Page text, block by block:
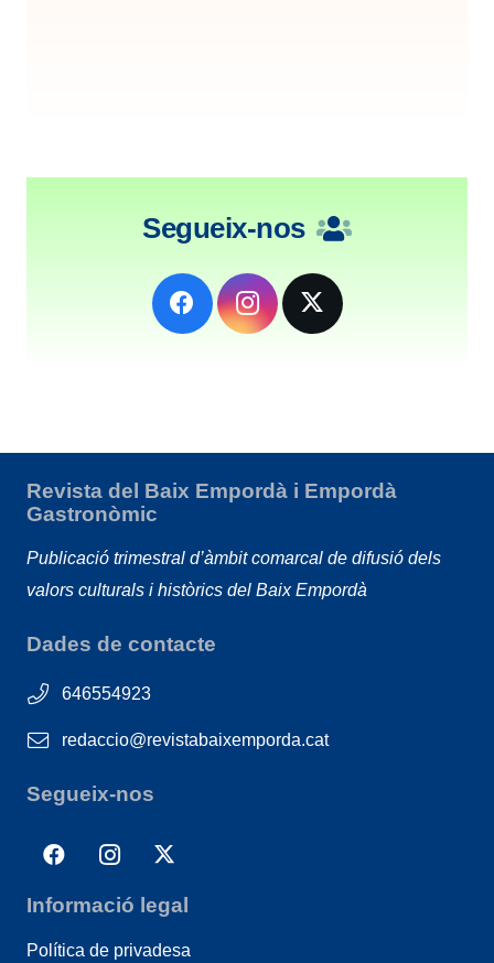
Segueix-nos
Revista del Baix Empordà i Empordà
Gastronòmic
Publicació trimestral d’àmbit comarcal de difusió dels
valors culturals i històrics del Baix Empordà
Dades de contacte
646554923
redaccio@revistabaixemporda.cat
Segueix-nos
Informació legal
Política de privadesa